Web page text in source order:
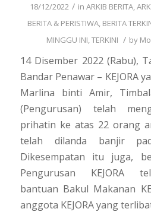
18/12/2022 / in ARKIB BERITA,
BERITA & PERISTIWA, BERITA
MINGGU INI,TERKINI / by
14 Disember 2022 (Rabu),
Bandar Penawar – KEJORA
Marlina binti Amir,
(Pengurusan) telah
prihatin ke atas 22 orang
telah dilanda banjir
Dikesempatan itu juga,
Pengurusan KEJORA
bantuan Bakul Makanan
anggota KEJORA yang